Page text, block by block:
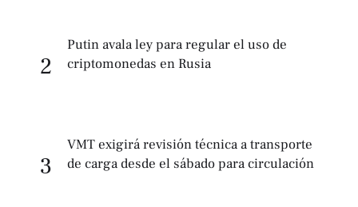
2
Putin avala ley para regular el uso de
criptomonedas en Rusia
3
VMT exigirá revisión técnica a transporte
de carga desde el sábado para circulación